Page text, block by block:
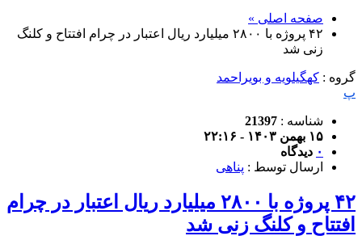
صفحه اصلی »
۴۲ پروژه با ۲۸۰۰ میلیارد ریال اعتبار در چرام افتتاح و کلنگ
زنی شد
گروه : کهگیلویه و بویراحمد
پ
شناسه : 21397
۱۵ بهمن ۱۴۰۳ - ۲۲:۱۶
۰ دیدگاه
ارسال توسط : پناهی
۴۲ پروژه با ۲۸۰۰ میلیارد ریال اعتبار در چرام
افتتاح و کلنگ زنی شد